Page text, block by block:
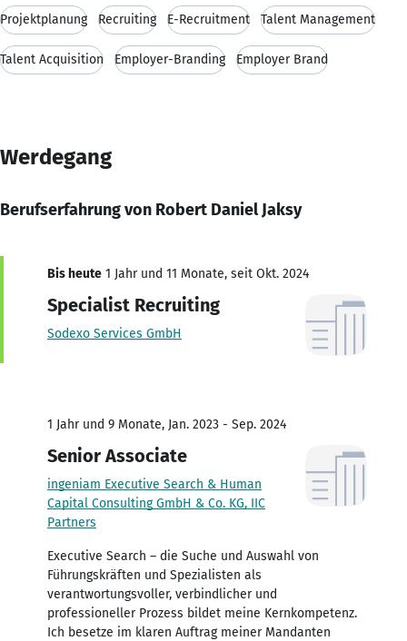
Projektplanung Recruiting E-Recruitment Talent Management
Talent Acquisition Employer-Branding Employer Brand
Werdegang
Berufserfahrung von Robert Daniel Jaksy
Bis heute 1 Jahr und 11 Monate, seit Okt. 2024
Specialist Recruiting
Sodexo Services GmbH
1 Jahr und 9 Monate, Jan. 2023 - Sep. 2024
Senior Associate
ingeniam Executive Search & Human
Capital Consulting GmbH & Co. KG, IIC
Partners
Executive Search – die Suche und Auswahl von
Führungskräften und Spezialisten als
verantwortungsvoller, verbindlicher und
professioneller Prozess bildet meine Kernkompetenz.
Ich besetze im klaren Auftrag meiner Mandanten